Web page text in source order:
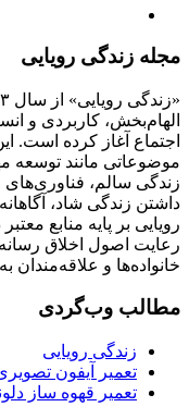
مجله زندگی رویایی
الهام‌بخش، کاربردی و
اجتماع آغاز کرده است.
موضوعاتی مانند توسعه
زندگی سالم، فناوری‌های
داشتن زندگی شاد،
رویایی بر پایه منابع
رعایت اصول اخلاق
خانواده‌ها و
مطالب وب‌گردی
زندگی رویایی
تعمیر آیفون
تعمیر قهوه ساز